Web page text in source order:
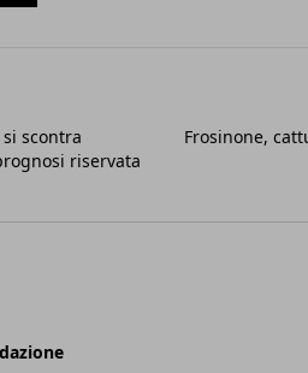
scontra
riservata
Frosinone,